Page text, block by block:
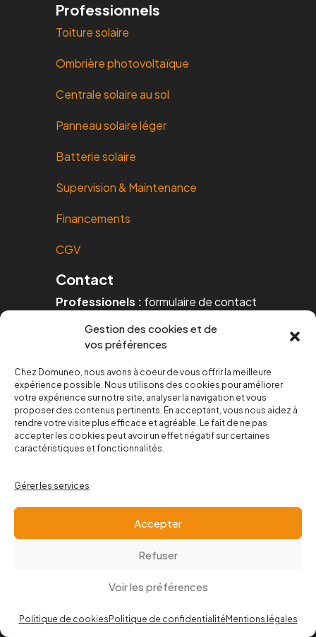
Gestion des cookies et de
vos préférences
Chez Domuneo, nous avons à coeur de vous offrir la meilleure
expérience possible. Nous utilisons des cookies pour améliorer
votre expérience sur notre site, analyser la navigation et vous
proposer des contenus pertinents. En acceptant, vous nous aidez à
rendre votre visite plus efficace et agréable. Le fait de ne pas
accepter les cookies peut avoir un effet négatif sur certaines
caractéristiques et fonctionnalités.
Gérer les services
Accepter
Refuser
Voir les préférences
Politique de cookies Politique de confidentialité Mentions légales
Professionnels
Toiture solaire
Ombrière photovoltaïque
Centrale solaire au sol
Panneau solaire léger
Batterie solaire
Supervision & Maintenance
Financements
CGV
Contact
Professionels : formulaire de contact
Particuliers :formulaire de contact
04 67 20 48 95
Mail :contact@domuneo.com
Suivez nous sur les réseaux :